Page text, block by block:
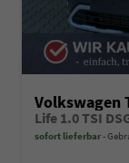
Volkswagen
sofort lieferbar